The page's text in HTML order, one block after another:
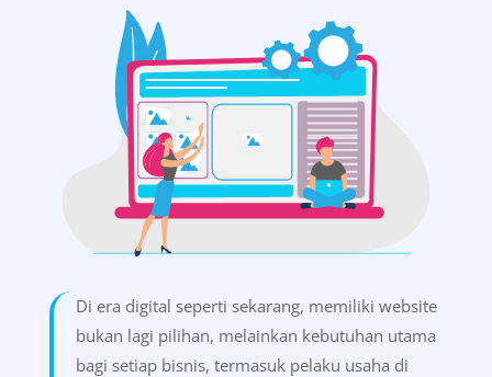
Di era digital seperti sekarang, memiliki website
bukan lagi pilihan, melainkan kebutuhan utama
bagi setiap bisnis, termasuk pelaku usaha di